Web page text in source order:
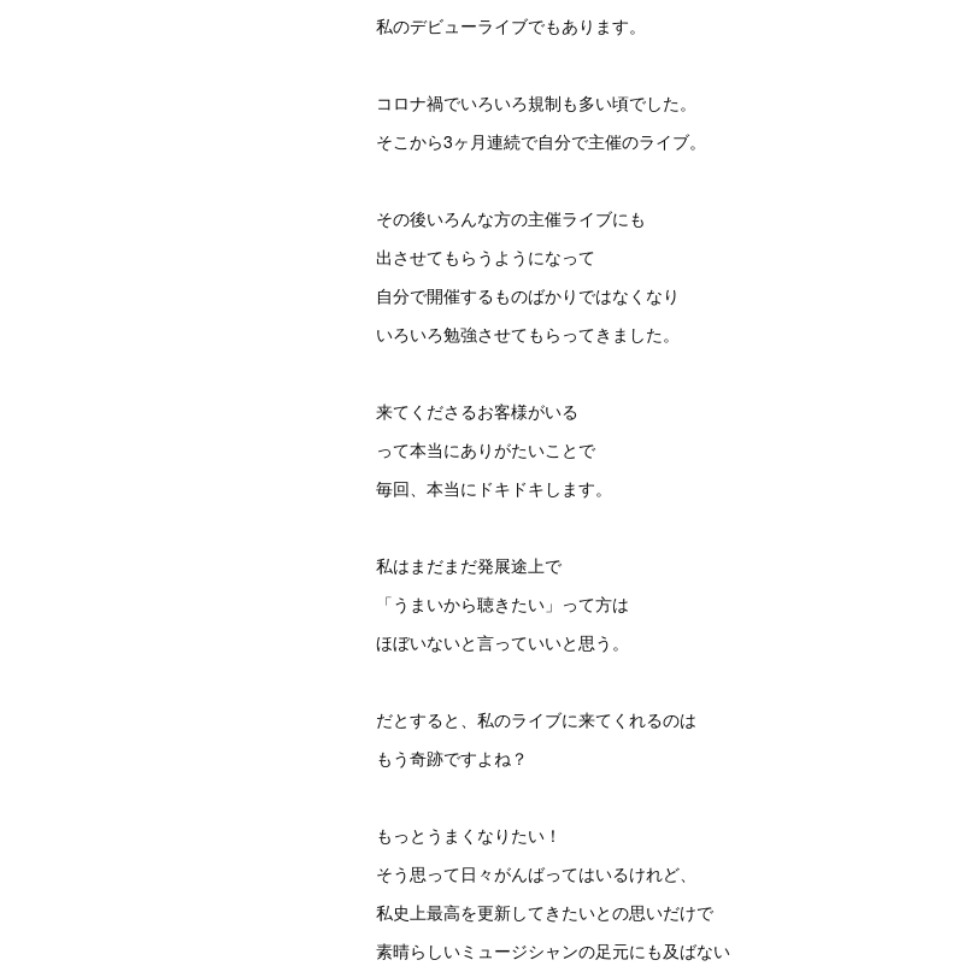
私のデビューライブでもあります。
コロナ禍でいろいろ規制も多い頃でした。
そこから3ヶ月連続で自分で主催のライブ。
その後いろんな方の主催ライブにも
出させてもらうようになって
自分で開催するものばかりではなくなり
いろいろ勉強させてもらってきました。
来てくださるお客様がいる
って本当にありがたいことで
毎回、本当にドキドキします。
私はまだまだ発展途上で
「うまいから聴きたい」って方は
ほぼいないと言っていいと思う。
だとすると、私のライブに来てくれるのは
もう奇跡ですよね？
もっとうまくなりたい！
そう思って日々がんばってはいるけれど、
私史上最高を更新してきたいとの思いだけで
素晴らしいミュージシャンの足元にも及ばない